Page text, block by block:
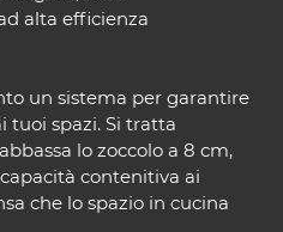
alta efficienza
un sistema per garantire
tuoi spazi. Si tratta
lo zoccolo a 8 cm,
contenitiva ai
che lo spazio in cucina